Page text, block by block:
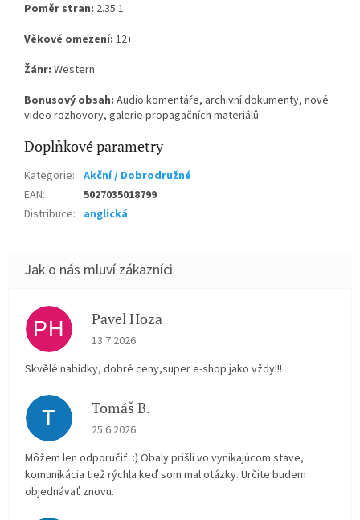
Poměr stran: 2.35:1
Věkové omezení: 12+
Žánr: Western
Bonusový obsah: Audio komentáře, archivní dokumenty, nové
video rozhovory, galerie propagačních materiálů
Doplňkové parametry
Kategorie: Akční / Dobrodružné
EAN:
5027035018799
Distribuce: anglická
PH Pavel Hoza
Hodnocení obchodu je 5 z 5 hvězdiček.
13.7.2026
Skvělé nabídky, dobré ceny,super e-shop jako vždy!!!
T Tomáš B.
Hodnocení obchodu je 5 z 5 hvězdiček.
25.6.2026
Môžem len odporučiť. :) Obaly prišli vo vynikajúcom stave,
komunikácia tiež rýchla keď som mal otázky. Určite budem
objednávať znovu.